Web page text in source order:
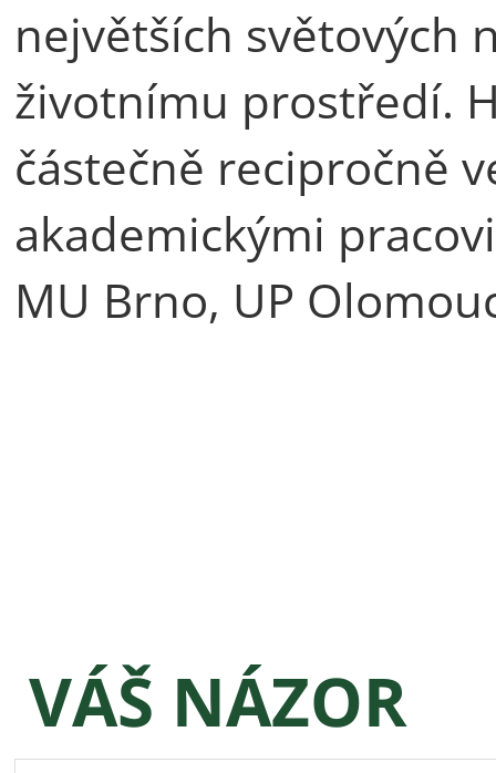
největších světových
životnímu prostředí.
částečně recipročně
akademickými
MU Brno, UP
VÁŠ NÁZOR